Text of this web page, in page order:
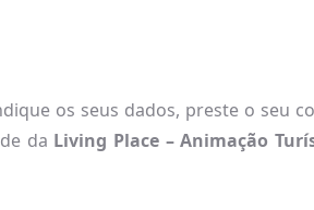
os seus dados, preste o seu
da Living Place – Animação